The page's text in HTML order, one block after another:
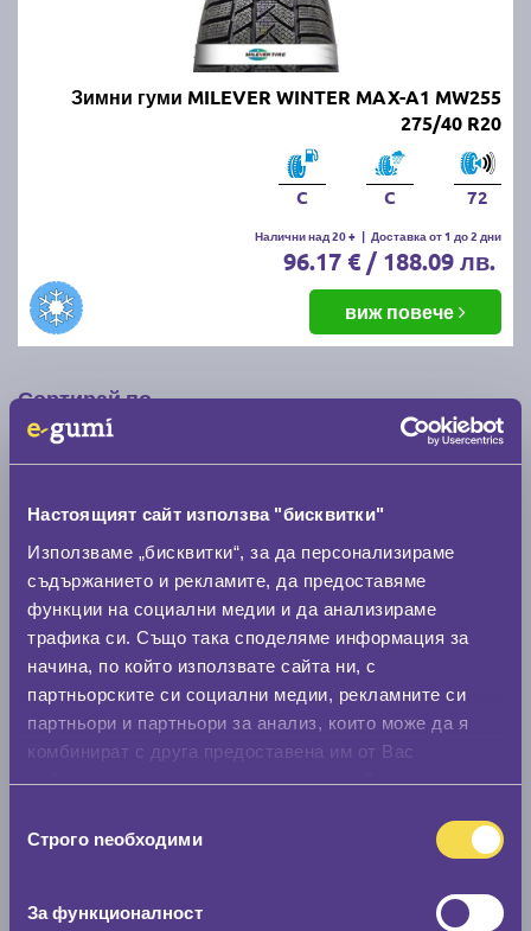
Настоящият сайт използва "бисквитки"
Използваме „бисквитки“, за да персонализираме
съдържанието и рекламите, да предоставяме
функции на социални медии и да анализираме
трафика си. Също така споделяме информация за
начина, по който използвате сайта ни, с
партньорските си социални медии, рекламните си
партньори и партньори за анализ, които може да я
комбинират с друга предоставена им от Вас
информация или с такава, която са събрали от
наСтрого nеобходими
За функционалност
Зимни гуми MILEVER WINTER MAX-A1 MW255
275/40 R20
C C 72
Налични над 20 + | Доставка от 1 до 2 дни
96.17 € / 188.09 лв.
виж повече
Сортирай по
изчисти всички филтри
Клас гуми
Бюджетни гуми
Среден клас
Разход на гориво